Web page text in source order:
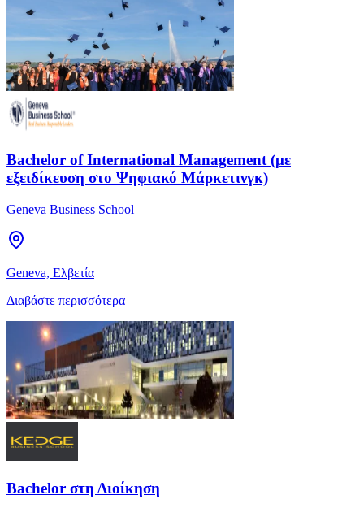
Bachelor of International Management (με
εξειδίκευση στο Ψηφιακό Μάρκετινγκ)
Geneva Business School
Geneva, Ελβετία
Διαβάστε περισσότερα
Bachelor στη Διοίκηση